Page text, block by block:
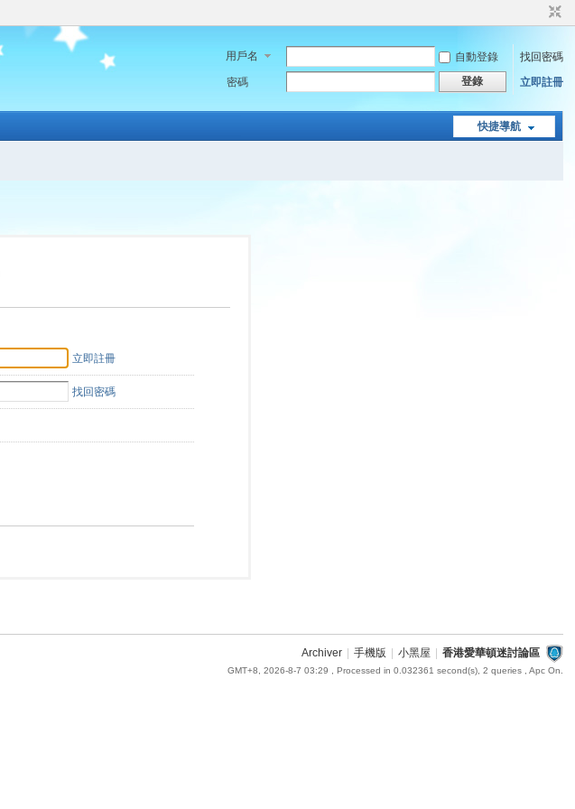
用戶名 自動登錄
找回密碼
密碼
登錄 立即註冊
快捷導航
立即註冊
找回密碼
Archiver 手機版 小黑屋 香港愛華頓迷討論區
GMT+8, 2026-8-7 03:29 , Processed in 0.032361 second(s), 2 queries , Apc On.